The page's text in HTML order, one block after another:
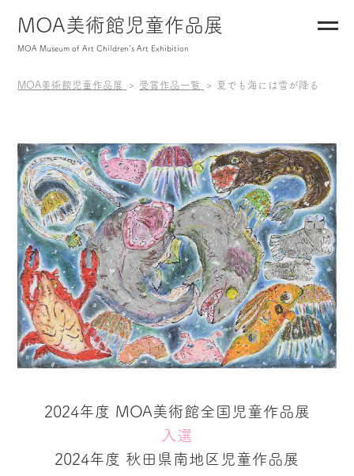
MOA美術館児童作品展
MOA Museum of Art Children's Art Exhibition
MOA美術館児童作品展 受賞作品一覧 夏でも海には雪が降る
2024年度 MOA美術館全国児童作品展
入選
2024年度 秋田県南地区児童作品展